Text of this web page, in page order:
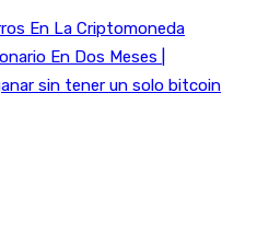
En La Criptomoneda
En Dos Meses |
sin tener un solo bitcoin